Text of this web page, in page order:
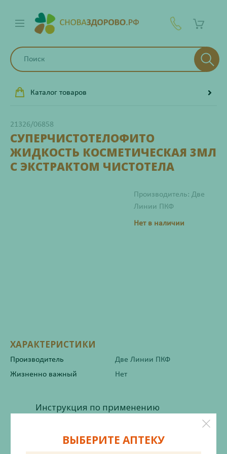
Каталог товаров
21326/06858
СУПЕРЧИСТОТЕЛОФИТО
ЖИДКОСТЬ КОСМЕТИЧЕСКАЯ 3МЛ
С ЭКСТРАКТОМ ЧИСТОТЕЛА
Производитель: Две
Линии ПКФ
Нет в наличии
ХАРАКТЕРИСТИКИ
Производитель
Две Линии ПКФ
Жизненно важный
Нет
Инструкция по применению
Состав
ВЫБЕРИТЕ АПТЕКУ